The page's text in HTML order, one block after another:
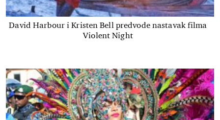
David Harbour i Kristen Bell predvode nastavak filma
Violent Night